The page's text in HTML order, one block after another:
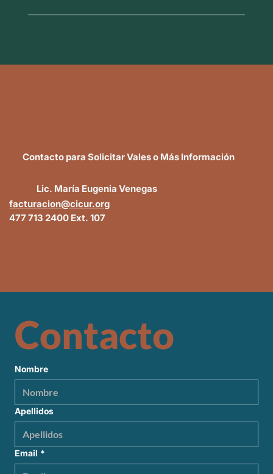
Contacto para Solicitar Vales o Más Información
Lic. María Eugenia Venegas
facturacion@cicur.org
477 713 2400 Ext. 107
Contacto
Nombre
Apellidos
Email *